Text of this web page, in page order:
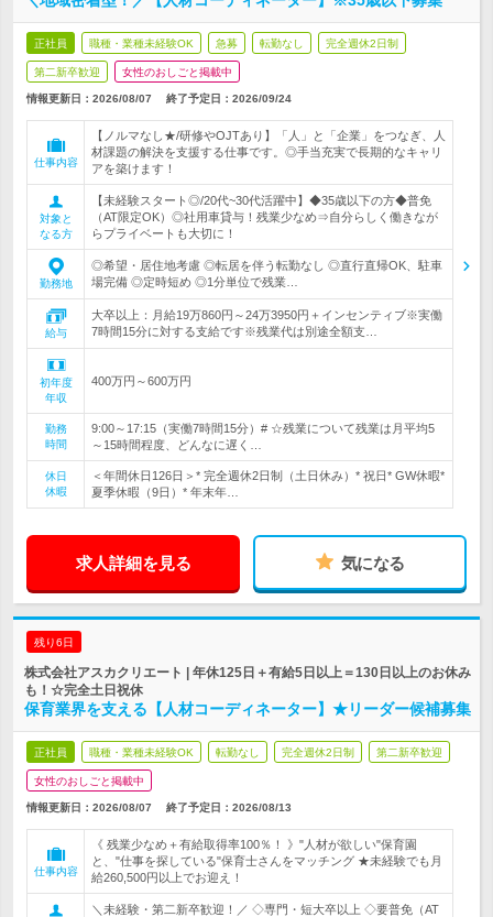
正社員 職種・業種未経験OK 急募 転勤なし 完全週休2日制
第二新卒歓迎 女性のおしごと掲載中
情報更新日：2026/08/07 終了予定日： 2026/09/24
仕事内容
【ノルマなし★/研修やOJTあり】「人」と「企業」をつなぎ、人
材課題の解決を支援する仕事です。◎手当充実で長期的なキャリ
アを築けます！
対象と
なる方
【未経験スタート◎/20代~30代活躍中】◆35歳以下の方◆普免
（AT限定OK）◎社用車貸与！残業少なめ⇒自分らしく働きなが
らプライベートも大切に！
勤務地
◎希望・居住地考慮 ◎転居を伴う転勤なし ◎直行直帰OK、駐車
場完備 ◎定時短め ◎1分単位で残業…
給与
大卒以上：月給19万860円～24万3950円＋インセンティブ※実働
7時間15分に対する支給です※残業代は別途全額支…
初年度
年収
400万円～600万円
勤務
時間
9:00～17:15（実働7時間15分）# ☆残業について残業は月平均5
～15時間程度、どんなに遅く…
休日
休暇
＜年間休日126日＞* 完全週休2日制（土日休み）* 祝日* GW休暇*
夏季休暇（9日）* 年末年…
求人詳細を見る 気になる
残り6日
株式会社アスカクリエート | 年休125日＋有給5日以上＝130日以上のお休み
も！☆完全土日祝休
保育業界を支える【人材コーディネーター】★リーダー候補募集
正社員 職種・業種未経験OK 転勤なし 完全週休2日制 第二新卒歓迎
女性のおしごと掲載中
情報更新日：2026/08/07 終了予定日： 2026/08/13
仕事内容
《 残業少なめ＋有給取得率100％！ 》"人材が欲しい"保育園
と、"仕事を探している"保育士さんをマッチング ★未経験でも月
給260,500円以上でお迎え！
＼未経験・第二新卒歓迎！／ ◇専門・短大卒以上 ◇要普免（AT